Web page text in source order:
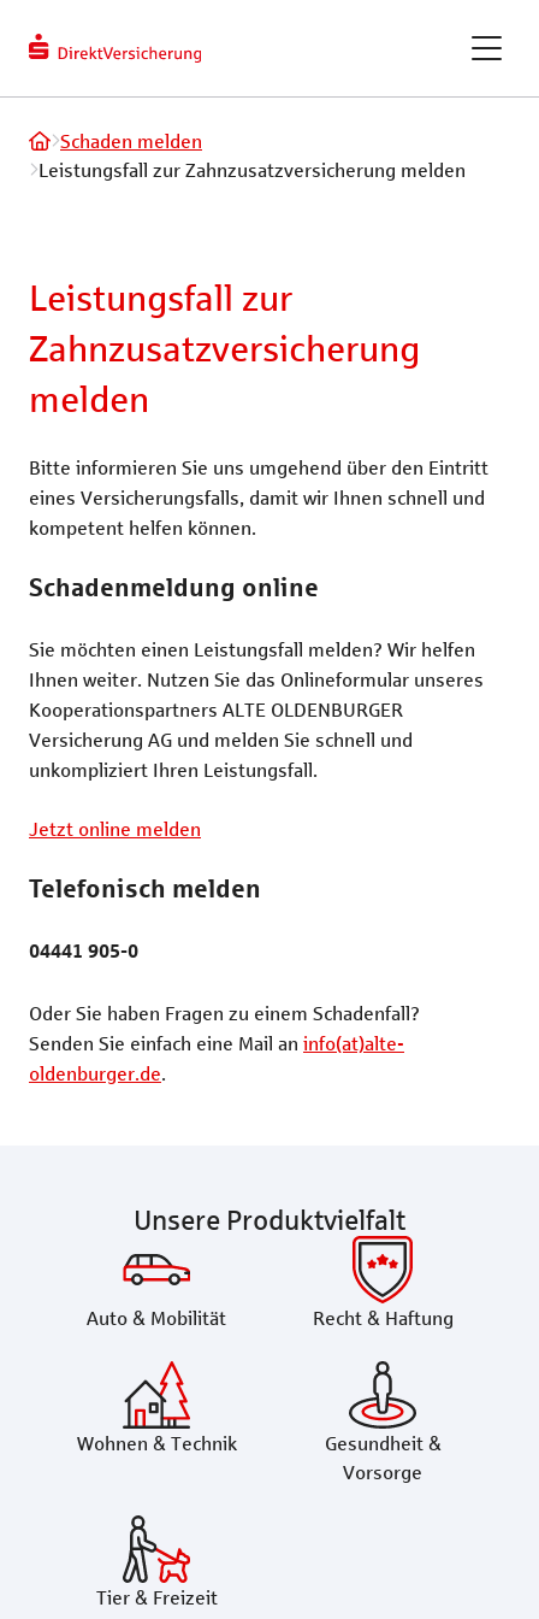
eVB-Nummer
GAPcare – die Kaufpreis­
versicherung
Fahrradversicherung
Recht und Haftung
Privathaftpflichtversicherung
ändern
Schaden melden
Leistungsfall zur Zahnzusatzversicherung melden
Leistungsfall zur
Zahnzusatzversicherung
melden
Bitte informieren Sie uns umgehend über den Eintritt
eines Versicherungsfalls, damit wir Ihnen schnell und
kompetent helfen können.
Schadenmeldung online
Sie möchten einen Leistungsfall melden? Wir helfen
Ihnen weiter. Nutzen Sie das Onlineformular unseres
Kooperationspartners ALTE OLDENBURGER
Versicherung AG und melden Sie schnell und
unkompliziert Ihren Leistungsfall.
Jetzt online melden
Telefonisch melden
04441 905-0
Oder Sie haben Fragen zu einem Schadenfall?
Senden Sie einfach eine Mail an info(at)alte-
oldenburger.de.
Unsere Produktvielfalt
Auto & Mobilität Recht & Haftung
Wohnen & Technik
Gesundheit &
Vorsorge
Tier & Freizeit